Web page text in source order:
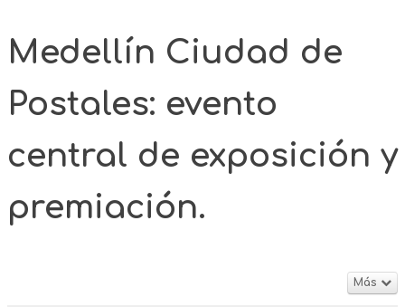
Medellín Ciudad de
Postales: evento
central de exposición y
premiación.
Más